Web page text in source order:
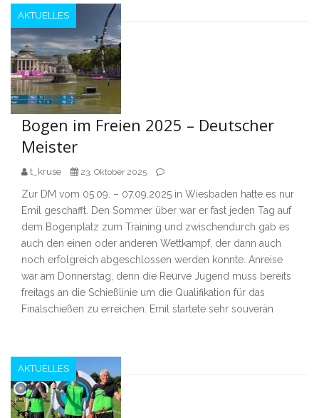
AKTUELLES
Bogen im Freien 2025 – Deutscher
Meister
t_kruse 23. Oktober 2025
Zur DM vom 05.09. – 07.09.2025 in Wiesbaden hatte es nur
Emil geschafft. Den Sommer über war er fast jeden Tag auf
dem Bogenplatz zum Training und zwischendurch gab es
auch den einen oder anderen Wettkampf, der dann auch
noch erfolgreich abgeschlossen werden konnte. Anreise
war am Donnerstag, denn die Reurve Jugend muss bereits
freitags an die Schießlinie um die Qualifikation für das
Finalschießen zu erreichen. Emil startete sehr souverän
AKTUELLES